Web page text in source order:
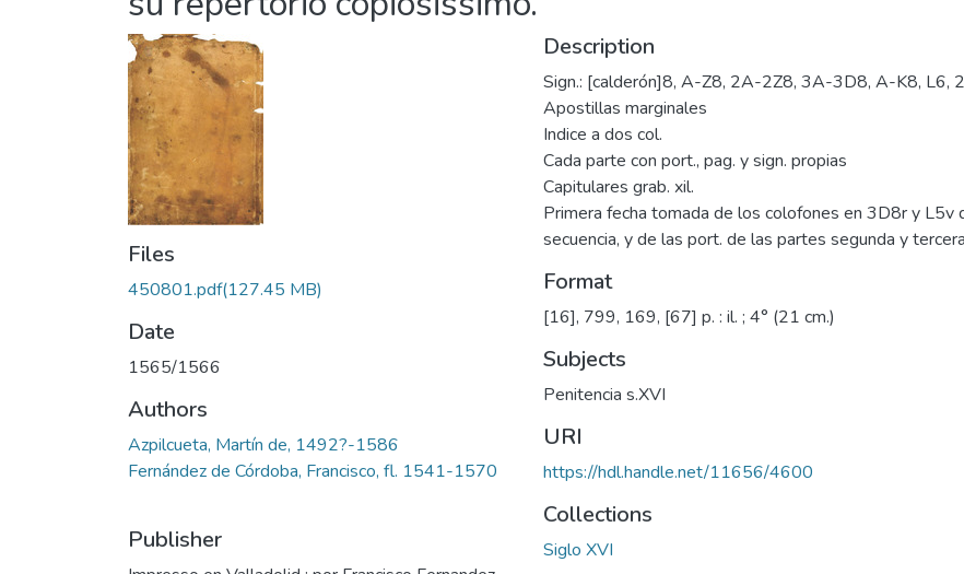
Files
450801.pdf(127.45 MB)
Date
1565/1566
Authors
Azpilcueta, Martín de, 1492?-1586
Fernández de Córdoba, Francisco, fl. 1541-1570
Publisher
Description
Sign.: [calderón]8, A-Z8, 2A-2Z8, 3A-3D8, A-K8, L6,
Apostillas marginales
Indice a dos col.
Cada parte con port., pag. y sign. propias
Capitulares grab. xil.
Primera fecha tomada de los colofones en 3D8r y L5v
secuencia, y de las port. de las partes segunda y tercera
Format
[16], 799, 169, [67] p. : il. ; 4° (21 cm.)
Subjects
Penitencia s.XVI
URI
https://hdl.handle.net/11656/4600
Collections
Siglo XVI